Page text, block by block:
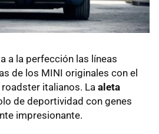
a la perfección las líneas
de los MINI originales con el
italianos. La aleta
de deportividad con genes
impresionante.